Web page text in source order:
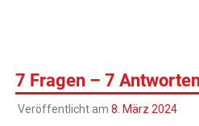
7 Fragen – 7
Veröffentlicht am 8. März 2024